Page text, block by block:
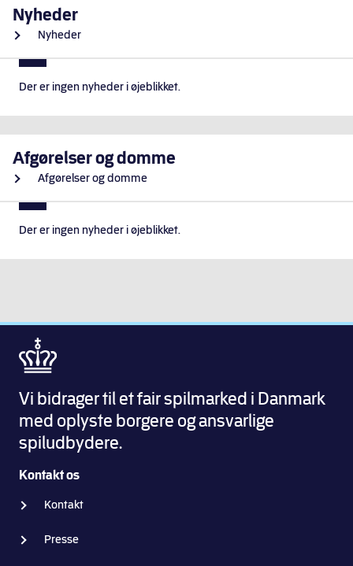
Nyheder
Nyheder
Der er ingen nyheder i øjeblikket.
Afgørelser og domme
Afgørelser og domme
Der er ingen nyheder i øjeblikket.
Vi bidrager til et fair spilmarked i Danmark
med oplyste borgere og ansvarlige
spiludbydere.
Kontakt os
Kontakt
Presse